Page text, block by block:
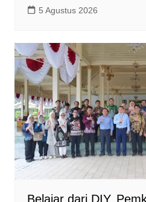
5 Agustus 2026
Belajar dari DIY,